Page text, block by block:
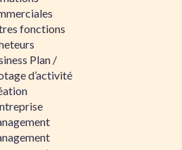
fonctions
Plan /
d’activité